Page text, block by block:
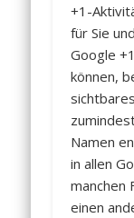
+1-
für Sie
Google
können,
Namen
in allen
manchen
einen